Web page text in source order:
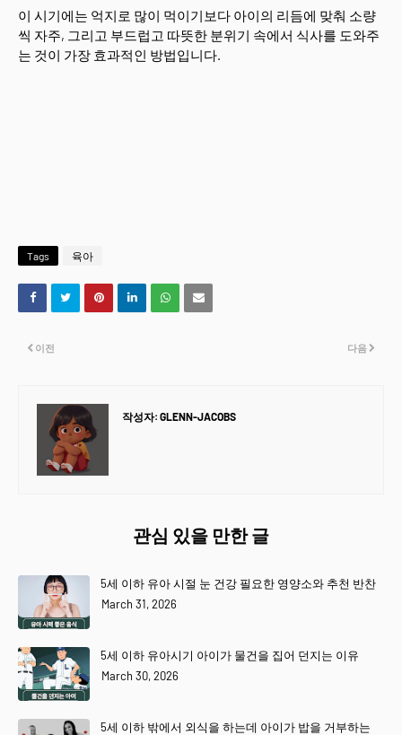
이 시기에는 억지로 많이 먹이기보다 아이의 리듬에 맞춰 소량
씩 자주, 그리고 부드럽고 따뜻한 분위기 속에서 식사를 도와주
는 것이 가장 효과적인 방법입니다.
Tags 육아
다음
이전
작성자: GLENN-JACOBS
관심 있을 만한 글
5세 이하 유아 시절 눈 건강 필요한 영양소와 추천 반찬
March 31, 2026
5세 이하 유아시기 아이가 물건을 집어 던지는 이유
March 30, 2026
5세 이하 밖에서 외식을 하는데 아이가 밥을 거부하는